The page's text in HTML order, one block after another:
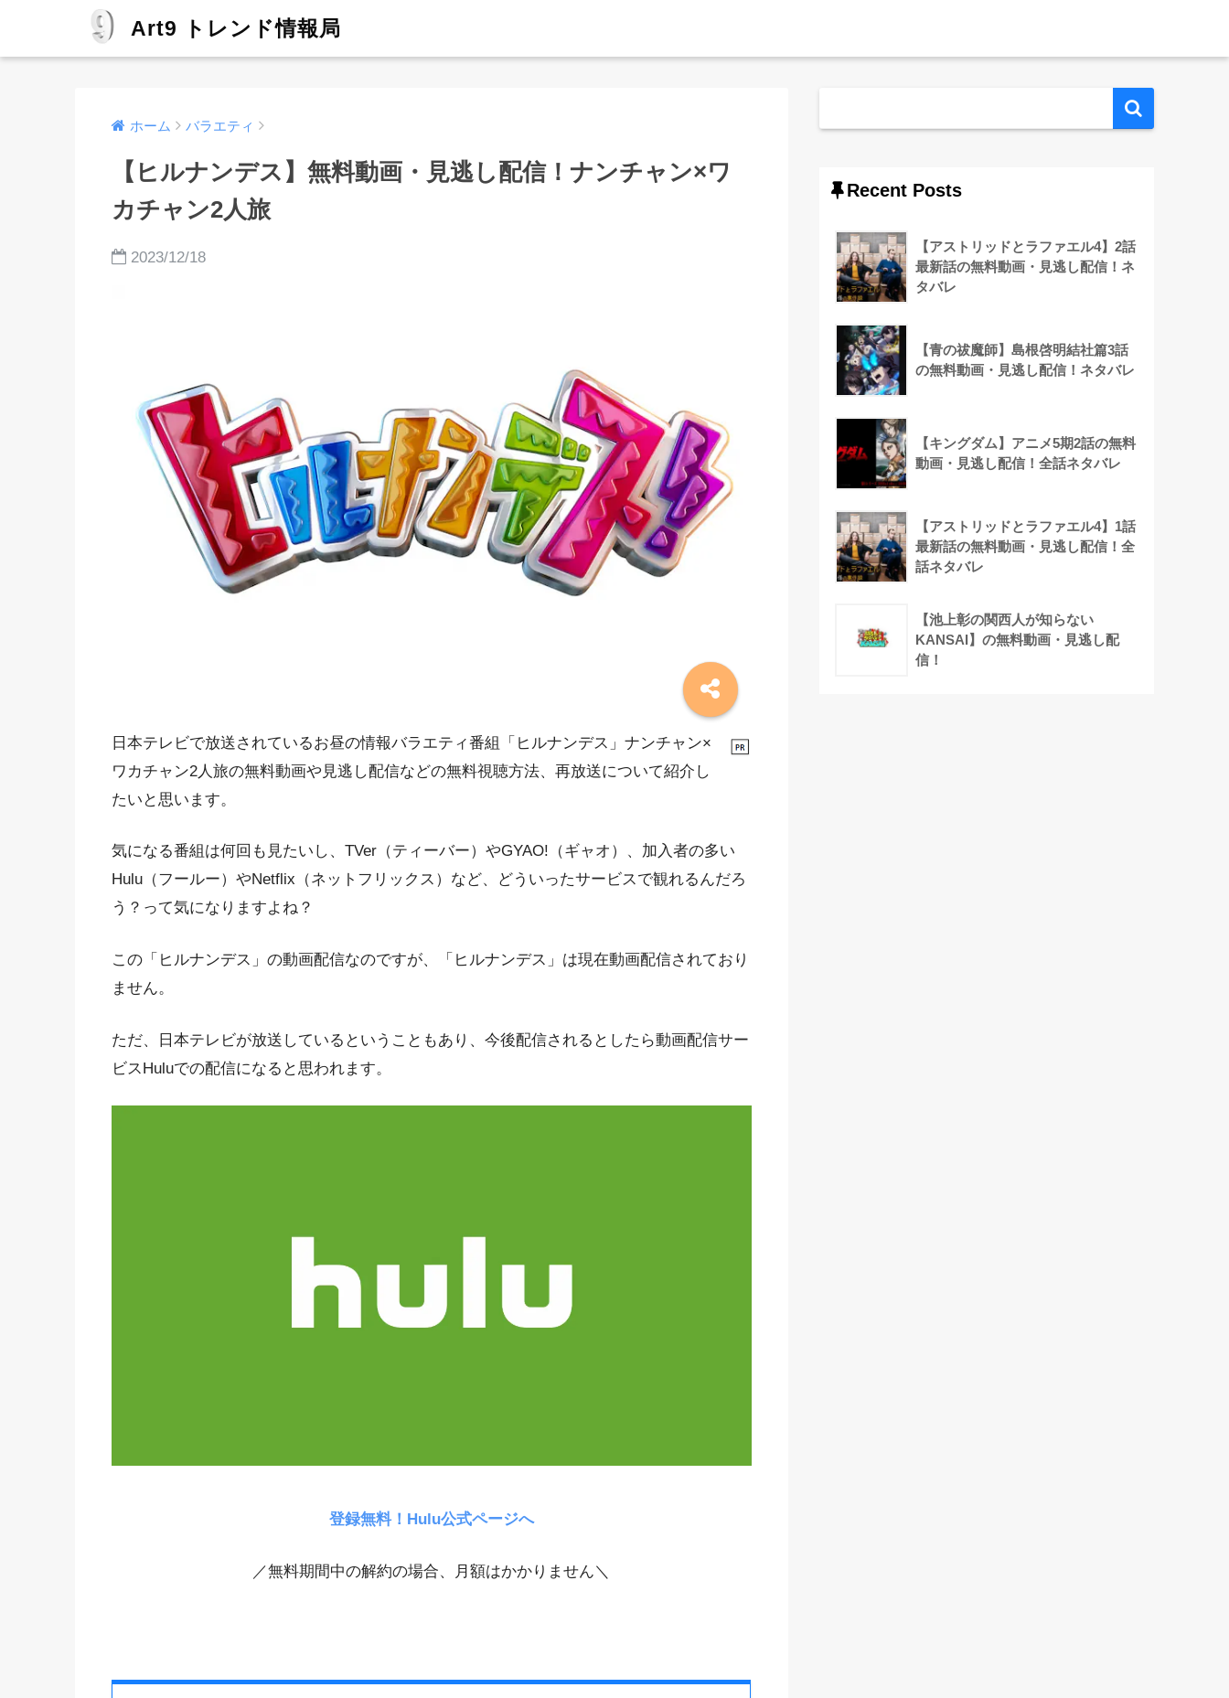
Art9 トレンド情報局
ホーム バラエティ
【ヒルナンデス】無料動画・見逃し配信！ナンチャン×ワ
カチャン2人旅
2023/12/18
日本テレビで放送されているお昼の情報バラエティ番組「ヒルナンデス」ナンチャン×
ワカチャン2人旅の無料動画や見逃し配信などの無料視聴方法、再放送について紹介し
たいと思います。
気になる番組は何回も見たいし、TVer（ティーバー）やGYAO!（ギャオ）、加入者の多い
Hulu（フールー）やNetflix（ネットフリックス）など、どういったサービスで観れるんだろ
う？って気になりますよね？
この「ヒルナンデス」の動画配信なのですが、「ヒルナンデス」は現在動画配信されており
ません。
ただ、日本テレビが放送しているということもあり、今後配信されるとしたら動画配信サー
ビスHuluでの配信になると思われます。
登録無料！Hulu公式ページへ
／無料期間中の解約の場合、月額はかかりません＼
Recent Posts
【アストリッドとラファエル4】2話
最新話の無料動画・見逃し配信！ネ
タバレ
【青の祓魔師】島根啓明結社篇3話
の無料動画・見逃し配信！ネタバレ
【キングダム】アニメ5期2話の無料
動画・見逃し配信！全話ネタバレ
【アストリッドとラファエル4】1話
最新話の無料動画・見逃し配信！全
話ネタバレ
【池上彰の関西人が知らない
KANSAI】の無料動画・見逃し配
信！